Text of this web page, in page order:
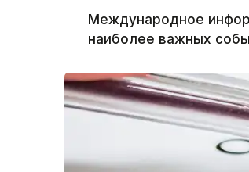
Международное
наиболее важных